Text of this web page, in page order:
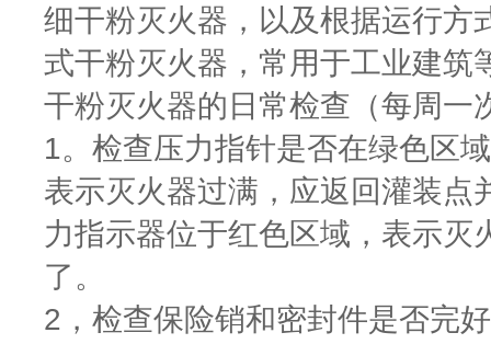
细干粉灭火器，以及根据运行方
式干粉灭火器，常用于工业建筑
干粉灭火器的日常检查（每周一
1。检查压力指针是否在绿色区
表示灭火器过满，应返回灌装点
力指示器位于红色区域，表示灭
了。
2，检查保险销和密封件是否完